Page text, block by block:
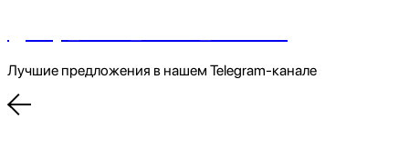
Лучшие предложения в нашем Telegram-канале